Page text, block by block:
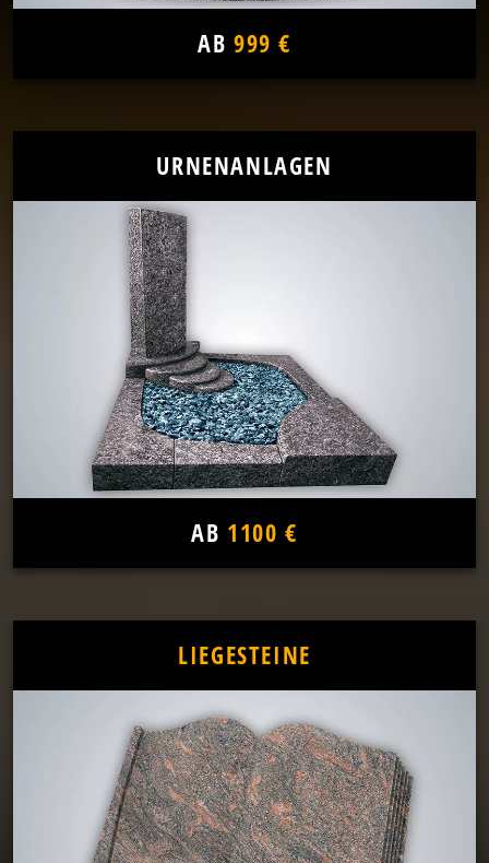
AB 999 €
URNENANLAGEN
AB 1100 €
LIEGESTEINE